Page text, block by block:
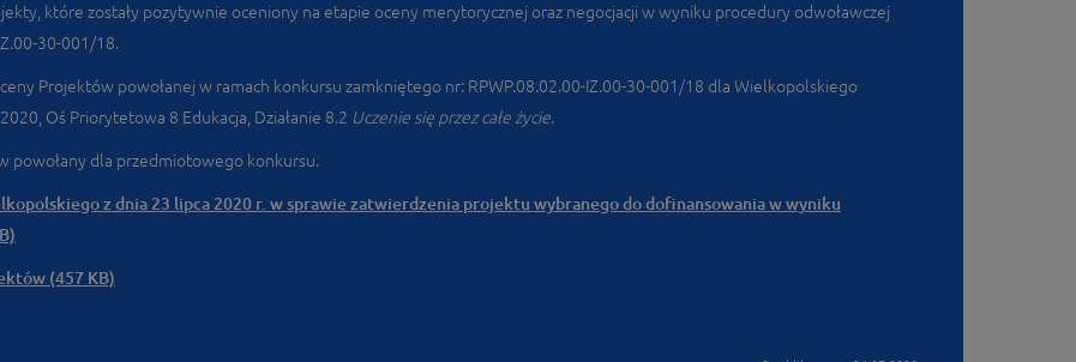
które zostały pozytywnie oceniony na etapie oceny merytorycznej oraz negocjacji w wyniku procedury odwoławczej
30-001/18.
Projektów powołanej w ramach konkursu zamkniętego nr: RPWP.08.02.00-IZ.00-30-001/18 dla Wielkopolskiego
Oś Priorytetowa 8 Edukacja, Działanie 8.2 Uczenie się przez całe życie.
powołany dla przedmiotowego konkursu.
z dnia 23 lipca 2020 r. w sprawie zatwierdzenia projektu wybranego do dofinansowania w wyniku
(457 KB)